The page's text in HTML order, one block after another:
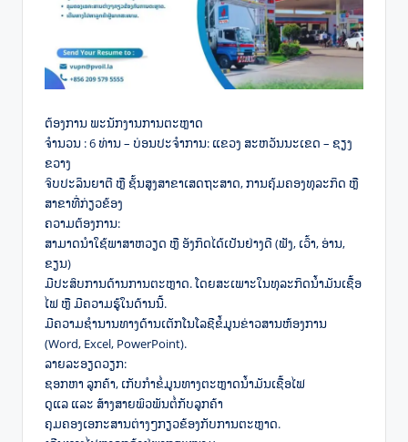
ຕ້ອງການ ພະນັກງານການຕະຫຼາດ
ຈຳນວນ : 6 ທ່ານ – ບ່ອນປະຈຳການ: ແຂວງ ສະຫວັນນະເຂດ – ຊຽງ
ຂວາງ
ຈົບປະລິນຍາຕີ ຫຼື ຊັ້ນສູງສາຂາເສດຖະສາດ, ການ​ຄຸ້ມ​ຄອງ​ທຸ​ລະ​ກິດ​ ຫຼື
ສາຂາທີ່ກ່ຽວຂ້ອງ
ຄວາມຕ້ອງການ:
ສາມາດນຳໃຊ້ພາສາຫວຽດ ຫຼື ອັງກິດໄດ້ເປັນຢ່າງດີ (ຟັງ, ເວົ້າ, ອ່ານ,
ຂຽນ)
ມີປະສົບການດ້ານການຕະຫຼາດ. ໂດຍສະເພາະໃນທຸລະກິດນໍ້າມັນເຊື້ອ
ໄຟ ຫຼື ມີຄວາມຮູ້ໃນດ້ານນີ້.
ມີຄວາມຊຳນານທາງດ້ານເຕັກໂນໂລຊີຂໍ້ມູນຂ່າວສານຫ້ອງການ
(Word, Excel, PowerPoint).
ລາຍລະອຽດວຽກ:
ຊອກຫາ ລູກຄ້າ, ເກັບກຳຂໍ່ມູນທາງຕະຫຼາດນໍ້າມັນເຊື້ອໄຟ
ດູແລ ແລະ ສ້າງສາຍພົວພັນຕໍ່ກັບລູກຄ້າ
ຄຸມຄອງເອກະສານຕ່າງໆກຽວຂ້ອງກັບການຕະຫຼາດ.